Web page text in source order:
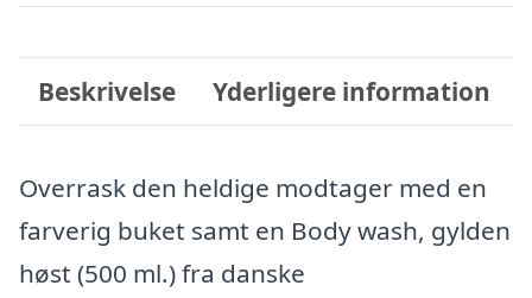
Beskrivelse Yderligere information
Overrask den heldige modtager med en
farverig buket samt en Body wash, gylden
høst (500 ml.) fra danske